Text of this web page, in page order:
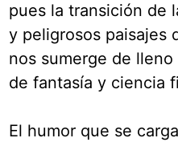
pues la transición de
y peligrosos paisajes
nos sumerge de
de fantasía y ciencia
El humor que se